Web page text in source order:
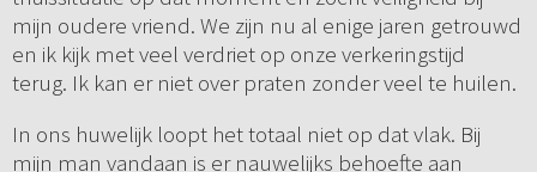
mijn oudere vriend. We zijn nu al enige jaren getrouwd
en ik kijk met veel verdriet op onze verkeringstijd
terug. Ik kan er niet over praten zonder veel te huilen.
In ons huwelijk loopt het totaal niet op dat vlak. Bij
mijn man vandaan is er nauwelijks behoefte aan